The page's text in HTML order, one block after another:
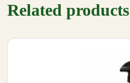
Related products